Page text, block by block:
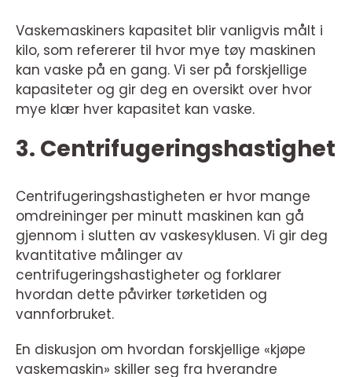
Vaskemaskiners kapasitet blir vanligvis målt i
kilo, som refererer til hvor mye tøy maskinen
kan vaske på en gang. Vi ser på forskjellige
kapasiteter og gir deg en oversikt over hvor
mye klær hver kapasitet kan vaske.
3. Centrifugeringshastighet
Centrifugeringshastigheten er hvor mange
omdreininger per minutt maskinen kan gå
gjennom i slutten av vaskesyklusen. Vi gir deg
kvantitative målinger av
centrifugeringshastigheter og forklarer
hvordan dette påvirker tørketiden og
vannforbruket.
En diskusjon om hvordan forskjellige «kjøpe
vaskemaskin» skiller seg fra hverandre